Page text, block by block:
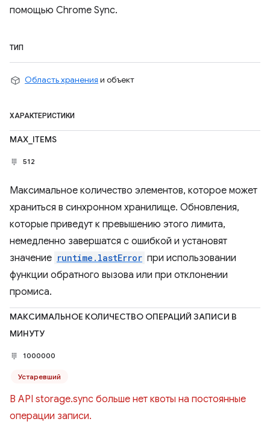
помощью Chrome Sync.
ТИП
Область хранения и объект
ХАРАКТЕРИСТИКИ
MAX_ITEMS
512
Максимальное количество элементов, которое может
храниться в синхронном хранилище. Обновления,
которые приведут к превышению этого лимита,
немедленно завершатся с ошибкой и установят
значение runtime.lastError при использовании
функции обратного вызова или при отклонении
промиса.
МАКСИМАЛЬНОЕ КОЛИЧЕСТВО ОПЕРАЦИЙ ЗАПИСИ В
МИНУТУ
1000000
Устаревший
В API storage.sync больше нет квоты на постоянные
операции записи.